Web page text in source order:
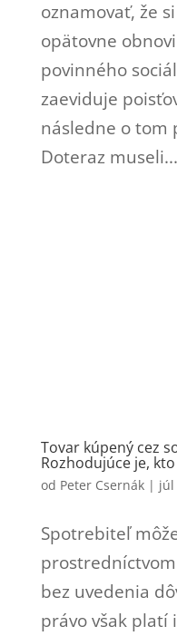
oznamovať, že
opätovne
povinného
zaeviduje
následne o tom
Doteraz museli...
Tovar kúpený cez
Rozhodujúce je,
od Peter Csernák| júl
Spotrebiteľ
bez uvedenia
právo však platí